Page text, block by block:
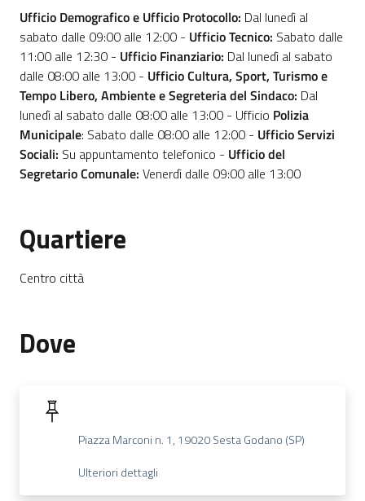
Ufficio Demografico e Ufficio Protocollo: Dal lunedì al
sabato dalle 09:00 alle 12:00 - Ufficio Tecnico: Sabato dalle
11:00 alle 12:30 - Ufficio Finanziario: Dal lunedì al sabato
dalle 08:00 alle 13:00 - Ufficio Cultura, Sport, Turismo e
Tempo Libero, Ambiente e Segreteria del Sindaco: Dal
lunedì al sabato dalle 08:00 alle 13:00 - Ufficio Polizia
Municipale: Sabato dalle 08:00 alle 12:00 - Ufficio Servizi
Sociali: Su appuntamento telefonico - Ufficio del
Segretario Comunale: Venerdì dalle 09:00 alle 13:00
Quartiere
Centro città
Dove
Piazza Marconi n. 1, 19020 Sesta Godano (SP)
Ulteriori dettagli